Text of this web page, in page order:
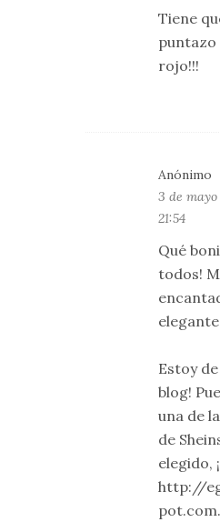
Tiene
puntazo
rojo!!!
Anónimo
3 de mayo
21:54
Qué
todos!
Estoy
blog!
una de
de
elegido,
http://